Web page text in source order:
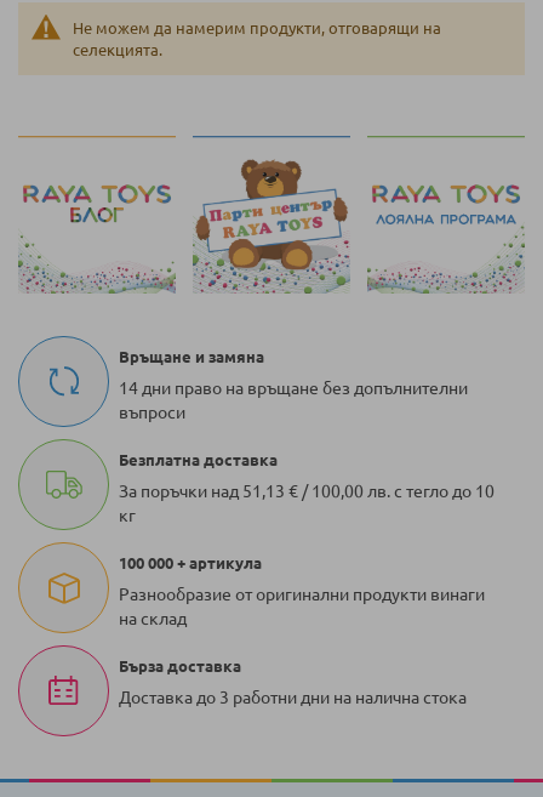
Не можем да намерим продукти, отговарящи на
селекцията.
Връщане и замяна
14 дни право на връщане без допълнителни
въпроси
Безплатна доставка
За поръчки над 51,13 € / 100,00 лв. с тегло до 10
кг
100 000 + артикула
Разнообразие от оригинални продукти винаги
на склад
Бърза доставка
Доставка до 3 работни дни на налична стока